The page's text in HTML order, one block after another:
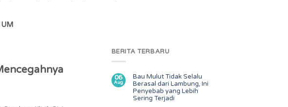
BERITA TERBARU
06
Aug
Bau Mulut Tidak Selalu
Berasal dari Lambung, Ini
Penyebab yang Lebih
Sering Terjadi